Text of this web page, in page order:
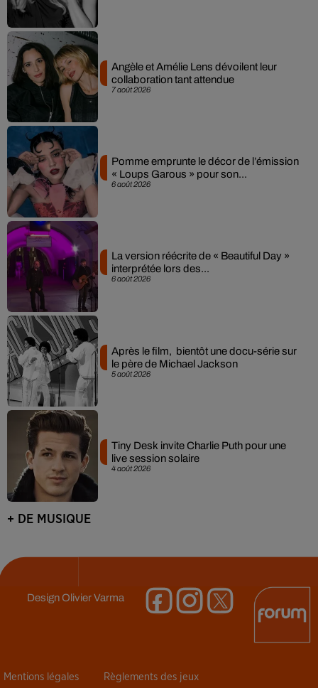
7 août 2026
Angèle et Amélie Lens dévoilent leur
collaboration tant attendue
6 août 2026
Pomme emprunte le décor de l’émission
« Loups Garous » pour son...
6 août 2026
La version réécrite de « Beautiful Day »
interprétée lors des...
5 août 2026
Après le film, bientôt une docu-série sur
le père de Michael Jackson
4 août 2026
Tiny Desk invite Charlie Puth pour une
live session solaire
+ DE MUSIQUE
DesignOlivier Varma
Mentions légales Règlements des jeux